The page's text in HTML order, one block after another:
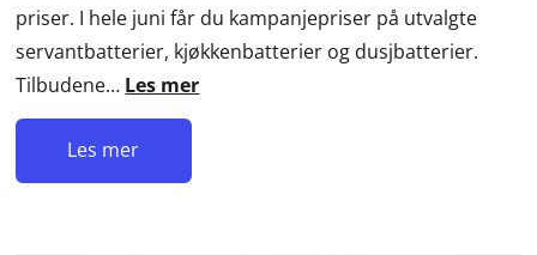
priser. I hele juni får du kampanjepriser på utvalgte
servantbatterier, kjøkkenbatterier og dusjbatterier.
Tilbudene… Les mer
Les mer